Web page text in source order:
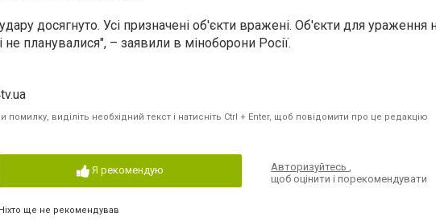
досягнуто. Усі призначені об'єкти вражені. Об'єкти для ураження
планувалися", – заявили в міноборони Росії.
помилку, виділіть необхідний текст і натисніть Ctrl + Enter, щоб повідомити про це редакцію
Я рекомендую
Ніхто ще не рекомендував
Авторизуйтесь,
щоб оцінити і порекомендувати